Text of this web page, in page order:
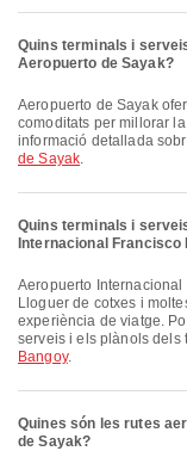
Quins terminals i
Aeropuerto de Sayak?
Aeropuerto de Sayak ofereix Taxi, Zona d'espera, Pàrquings i moltes altres
comoditats per millorar
informació detallada
de Sayak.
Quins terminals i
Internacional Francisco
Aeropuerto Internacional Francisco Bangoy ofereix Saló, Zona d'espera,
Lloguer de cotxes i
experiència de viatge.
serveis i els plànols dels
Bangoy.
Quines són les rutes
de Sayak?